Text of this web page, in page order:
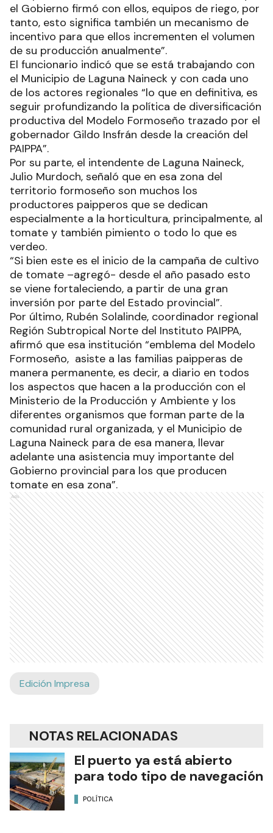
el Gobierno firmó con ellos, equipos de riego, por
tanto, esto significa también un mecanismo de
incentivo para que ellos incrementen el volumen
de su producción anualmente”.
El funcionario indicó que se está trabajando con
el Municipio de Laguna Naineck y con cada uno
de los actores regionales “lo que en definitiva, es
seguir profundizando la política de diversificación
productiva del Modelo Formoseño trazado por el
gobernador Gildo Insfrán desde la creación del
PAIPPA”.
Por su parte, el intendente de Laguna Naineck,
Julio Murdoch, señaló que en esa zona del
territorio formoseño son muchos los
productores paipperos que se dedican
especialmente a la horticultura, principalmente, al
tomate y también pimiento o todo lo que es
verdeo.
“Si bien este es el inicio de la campaña de cultivo
de tomate –agregó- desde el año pasado esto
se viene fortaleciendo, a partir de una gran
inversión por parte del Estado provincial”.
Por último, Rubén Solalinde, coordinador regional
Región Subtropical Norte del Instituto PAIPPA,
afirmó que esa institución “emblema del Modelo
Formoseño, asiste a las familias paipperas de
manera permanente, es decir, a diario en todos
los aspectos que hacen a la producción con el
Ministerio de la Producción y Ambiente y los
diferentes organismos que forman parte de la
comunidad rural organizada, y el Municipio de
Laguna Naineck para de esa manera, llevar
adelante una asistencia muy importante del
Gobierno provincial para los que producen
tomate en esa zona”.
Ads
Edición Impresa
NOTAS RELACIONADAS
El puerto ya está abierto
para todo tipo de navegación
POLÍTICA